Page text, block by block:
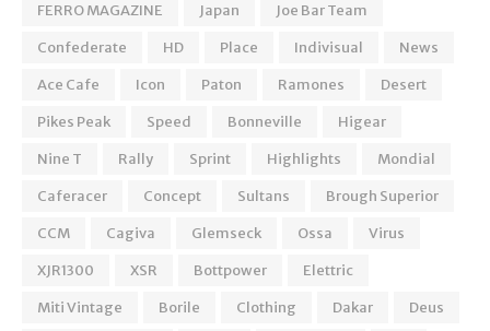
FERRO MAGAZINE
Japan
Joe Bar Team
Confederate
HD Place Indivisual
News
Ace Cafe
Icon Paton Ramones
Desert
Pikes Peak
Speed Bonneville
Higear
Nine T
Rally Sprint Highlights
Mondial
Caferacer
Concept Sultans
Brough Superior
CCM
Cagiva Glemseck Ossa
Virus
XJR1300
XSR Bottpower
Elettric
Miti Vintage
Borile Clothing Dakar
Deus